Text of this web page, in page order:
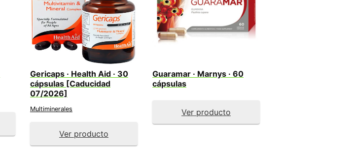
Gericaps · Health Aid · 30
cápsulas [Caducidad
07/2026]
Multiminerales
Ver producto
Guaramar · Marnys · 60
cápsulas
Ver producto